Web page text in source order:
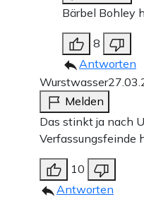
Bärbel Bohley
8
Antworten
Wurstwasser
Melden
Das stinkt ja nach
Verfassungsfeinde
10
Antworten